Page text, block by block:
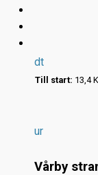
dt
ur
Till start: 13,4
Vårby